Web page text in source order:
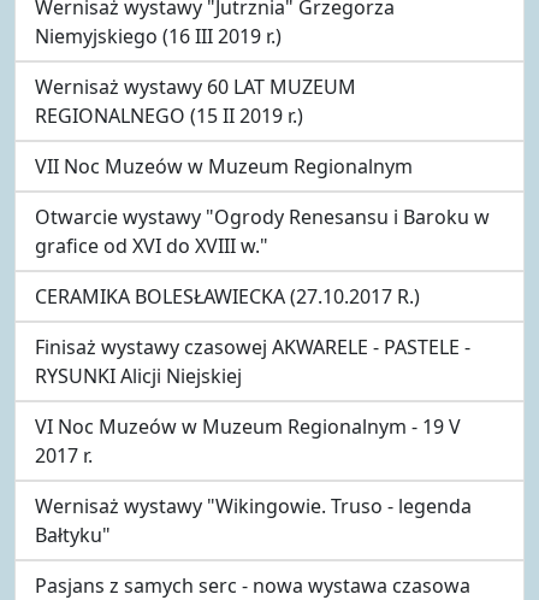
Wernisaż wystawy "Jutrznia" Grzegorza
Niemyjskiego (16 III 2019 r.)
Wernisaż wystawy 60 LAT MUZEUM
REGIONALNEGO (15 II 2019 r.)
VII Noc Muzeów w Muzeum Regionalnym
Otwarcie wystawy "Ogrody Renesansu i Baroku w
grafice od XVI do XVIII w."
CERAMIKA BOLESŁAWIECKA (27.10.2017 R.)
Finisaż wystawy czasowej AKWARELE - PASTELE -
RYSUNKI Alicji Niejskiej
VI Noc Muzeów w Muzeum Regionalnym - 19 V
2017 r.
Wernisaż wystawy "Wikingowie. Truso - legenda
Bałtyku"
Pasjans z samych serc - nowa wystawa czasowa